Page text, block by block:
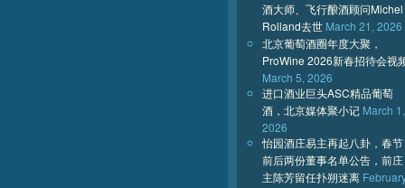
酒大师、飞行酿酒顾问Michel
Rolland去世 March 21, 2026
北京葡萄酒圈年度大聚，
ProWine 2026新春招待会视
March 5, 2026
进口酒业巨头ASC精品葡萄
酒，北京媒体聚小记 March 1,
2026
怡园酒庄易主再起八卦，春节
前后两份董事名单公告，前庄
主陈芳留任扑朔迷离